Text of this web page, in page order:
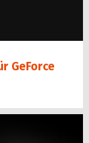
GeForce